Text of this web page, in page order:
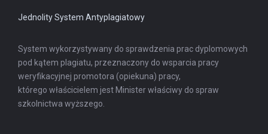
Jednolity System Antyplagiatowy
System wykorzystywany do sprawdzenia prac dyplomowych
pod kątem plagiatu, przeznaczony do wsparcia pracy
weryfikacyjnej promotora (opiekuna) pracy,
którego właścicielem jest Minister właściwy do spraw
szkolnictwa wyższego.